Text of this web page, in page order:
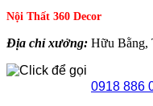
Nội Thất 360 Decor
Địa chỉ xưởng: Hữu Bằng,
0918 886